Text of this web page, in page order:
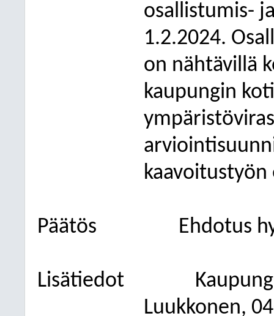
osallistumis-
1.2.2024.
on nähtävillä
kaupungin
kaavoitustyön
Päätös Ehdotus
Lisätiedot
Luukkonen,